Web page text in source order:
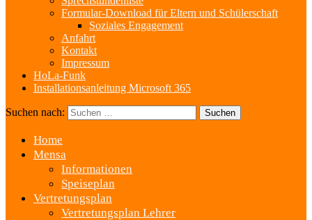
Formular-Download für Eltern und Schülerschaft
Soziales Engagement
Anfahrt
Kontakt
Impressum
HoLa-Funk
Installationsanleitung Microsoft 365
Suchen nach:
Home
Mensa
Informationen
Speiseplan
Vertretungsplan
Vertretungsplan Lehrer